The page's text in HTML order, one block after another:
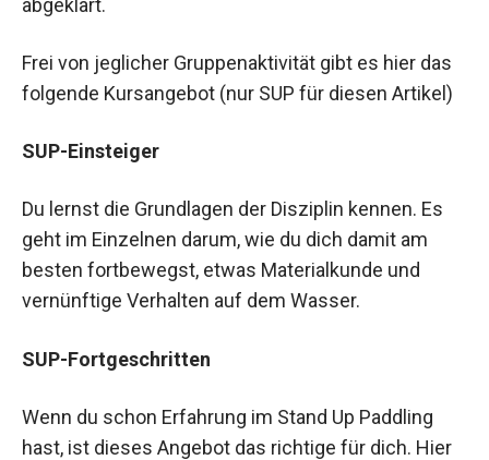
abgeklärt.
Frei von jeglicher Gruppenaktivität gibt es hier das
folgende Kursangebot (nur SUP für diesen Artikel)
SUP-Einsteiger
Du lernst die Grundlagen der Disziplin kennen. Es
geht im Einzelnen darum, wie du dich damit am
besten fortbewegst, etwas Materialkunde und
vernünftige Verhalten auf dem Wasser.
SUP-Fortgeschritten
Wenn du schon Erfahrung im Stand Up Paddling
hast, ist dieses Angebot das richtige für dich. Hier